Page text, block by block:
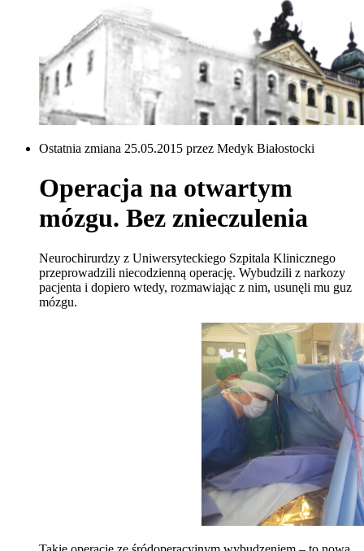
Ostatnia zmiana 25.05.2015 przez Medyk Białostocki
Operacja na otwartym
mózgu. Bez znieczulenia
Neurochirurdzy z Uniwersyteckiego Szpitala Klinicznego
przeprowadzili niecodzienną operację. Wybudzili z narkozy
pacjenta i dopiero wtedy, rozmawiając z nim, usunęli mu guz
mózgu.